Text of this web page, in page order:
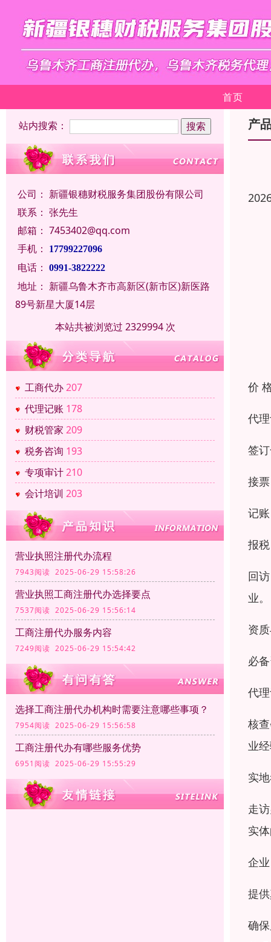
首页
站内搜索：
公司： 新疆银穗财税服务集团股份有限公司
联系： 张先生
邮箱： 7453402@qq.com
手机：
17799227096
电话： 0991-3822222
地址： 新疆乌鲁木齐市高新区(新市区)新医路
89号新星大厦14层
本站共被浏览过 2329994 次
工商代办207
代理记账 178
财税管家 209
税务咨询 193
专项审计210
会计培训 203
营业执照注册代办流程
7943阅读 2025-06-29 15:58:26
营业执照工商注册代办选择要点
7537阅读 2025-06-29 15:56:14
工商注册代办服务内容
7249阅读 2025-06-29 15:54:42
选择工商注册代办机构时需要注意哪些事项？
7954阅读 2025-06-29 15:56:58
工商注册代办有哪些服务优势
6951阅读 2025-06-29 15:55:29
产
价
代
签
接
记
报
回
业。
资
必
代
核
业
实
走
实
企
提
确